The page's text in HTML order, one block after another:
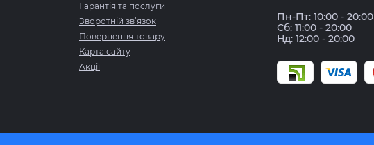
Б/У iPhone XR
Б/У iPhone X
Шлейфи для телефонів
Гарантія та послуги
Зворотній зв’язок
Повернення товару
Карта сайту
Акції
Пн-Пт: 10:00 - 20:00
Сб: 11:00 - 20:00
Нд: 12:00 - 20:00